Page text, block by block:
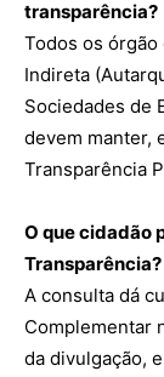
transparência?
Todos os
Indireta
Sociedades de
devem manter,
Transparência
O que cidadão
Transparência?
A consulta dá
Complementar
da divulgação,